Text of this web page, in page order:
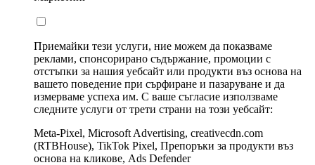
Приемайки тези услуги, ние можем да показваме
реклами, спонсорирано съдържание, промоции с
отстъпки за нашия уебсайт или продукти въз основа на
вашето поведение при сърфиране и пазаруване и да
измерваме успеха им. С ваше съгласие използваме
следните услуги от трети страни на този уебсайт:
Meta-Pixel, Microsoft Advertising, creativecdn.com
(RTBHouse), TikTok Pixel, Препоръки за продукти въз
основа на кликове, Ads Defender